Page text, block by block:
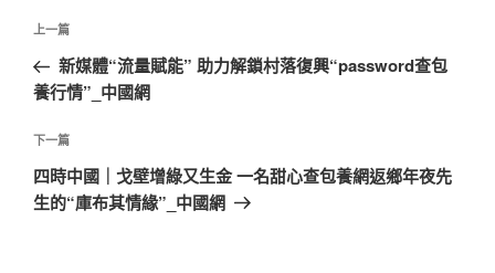
文
導
覽
上
一
篇
章
上一篇
新媒體“流量賦能” 助力解鎖村落復興“password查包
養行情”_中國網
下
一
篇
下一篇
四時中國｜戈壁增綠又生金 一名甜心查包養網返鄉年夜先
生的“庫布其情緣”_中國網